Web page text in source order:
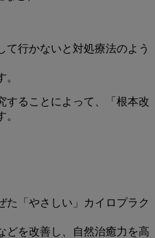
て行かないと 対処療法のよう
することによって、「根本改
た「やさしい」カイロプラク
どを改善し、自然治癒力を高